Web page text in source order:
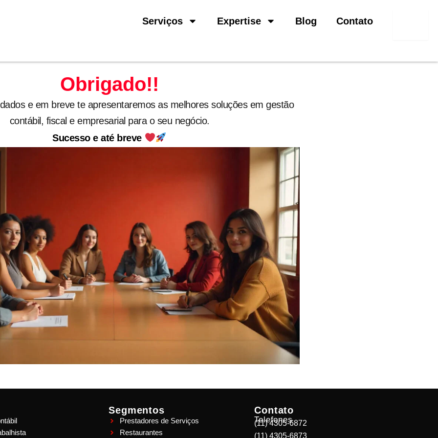
Serviços Expertise Blog Contato
Obrigado!!
e em breve te apresentaremos as melhores soluções em gestão
contábil, fiscal e empresarial para o seu negócio.
Sucesso e até breve
Segmentos
Prestadores de Serviços
Restaurantes
Contato
Telefones
(11) 4305-6872
(11) 4305-6873